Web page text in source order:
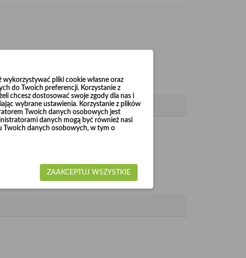
Ø200 do Ø1000).
pliki cookie własne oraz
do Twoich preferencji. Korzystanie z
chcesz dostosować swoje zgody dla nas i
wybrane ustawienia. Korzystanie z plików
Twoich danych osobowych jest
danych mogą być również nasi
Twoich danych osobowych, w tym o
ZAAKCEPTUJ WSZYSTKIE